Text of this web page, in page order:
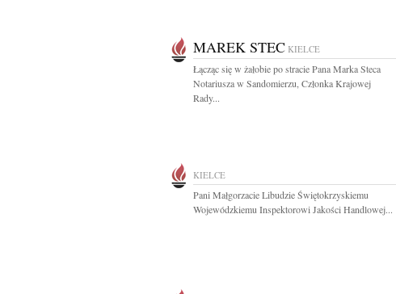
MAREK STEC KIELCE
Łącząc się w żałobie po stracie Pana Marka Steca
Notariusza w Sandomierzu, Członka Krajowej
Rady...
KIELCE
Pani Małgorzacie Libudzie Świętokrzyskiemu
Wojewódzkiemu Inspektorowi Jakości Handlowej...